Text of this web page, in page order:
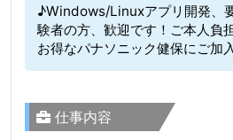
♪Windows/Linuxアプリ開発、
験者の方、歓迎です！ご本人負
お得なパナソニック健保にご加
仕事内容